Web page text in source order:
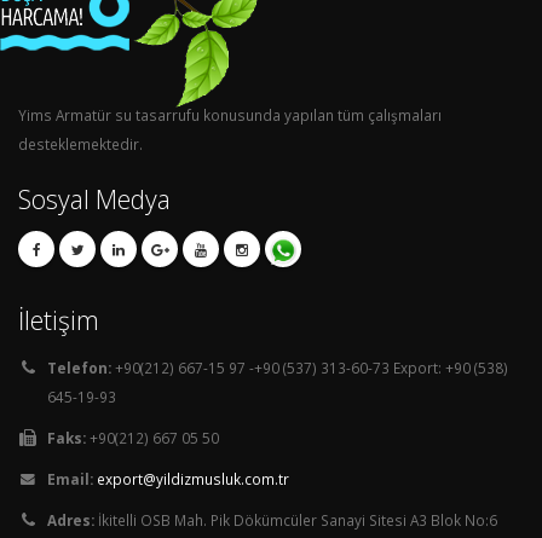
Yims Armatür su tasarrufu konusunda yapılan tüm çalışmaları
desteklemektedir.
Sosyal Medya
İletişim
Telefon:+90(212) 667-15 97 -+90 (537) 313-60-73 Export: +90 (538)
645-19-93
Faks:+90(212) 667 05 50
Email: export@yildizmusluk.com.tr
Adres: İkitelli OSB Mah. Pik Dökümcüler Sanayi Sitesi A3 Blok No:6